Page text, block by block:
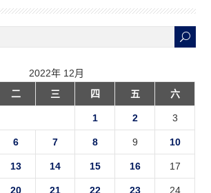
2022年 12月
二 三 四 五 六
1 2 3
6 7 8 9 10
13 14 15 16 17
20 21 22 23 24